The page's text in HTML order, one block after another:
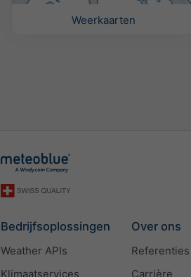
Weerkaarten
Bedrijfsoplossingen
Weather APIs
Klimaatservices
Over ons
Referenties
Carrière